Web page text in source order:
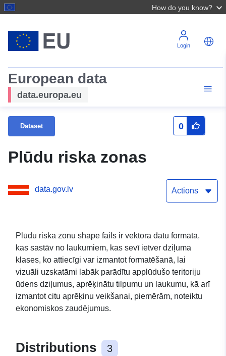
How do you know?
Login
European data
data.europa.eu
Dataset 0
Plūdu riska zonas
data.gov.lv Actions
Plūdu riska zonu shape fails ir vektora datu formātā,
kas sastāv no laukumiem, kas sevī ietver dziļuma
klases, ko attiecīgi var izmantot formatēšanā, lai
vizuāli uzskatāmi labāk parādītu applūdušo teritoriju
ūdens dziļumus, aprēķinātu tilpumu un laukumu, kā arī
izmantot citu aprēķinu veikšanai, piemērām, noteiktu
ekonomiskos zaudējumus.
Distributions 3